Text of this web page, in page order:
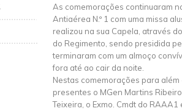
As comemorações continuaram
Antiaérea N.º 1 com uma missa
realizou na sua Capela, através
do Regimento, sendo presidida
terminaram com um almoço
fora até ao cair da noite.
Nestas comemorações para
presentes o MGen Martins
Teixeira, o Exmo. Cmdt do